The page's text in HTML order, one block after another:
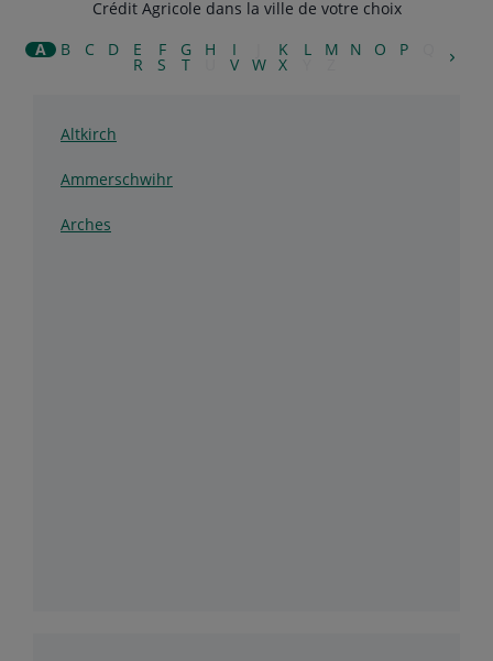
Crédit Agricole dans la ville de votre choix
A
B C D E F G H I K L M N O P
R S T V W X
Altkirch
Ammerschwihr
Arches